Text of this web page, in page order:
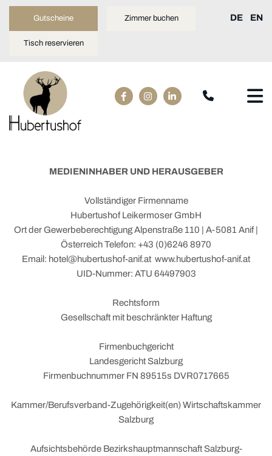
Gutscheine Zimmer buchen
Tisch reservieren
DE EN
MEDIENINHABER UND HERAUSGEBER
Vollständiger Firmenname
Hubertushof Leikermoser GmbH
Ort der Gewerbeberechtigung Alpenstraße 110 | A-5081 Anif |
Österreich Telefon: +43 (0)6246 8970
Email: hotel@hubertushof-anif.at www.hubertushof-anif.at
UID-Nummer: ATU 64497903
Rechtsform
Gesellschaft mit beschränkter Haftung
Firmenbuchgericht
Landesgericht Salzburg
Firmenbuchnummer FN 89515s DVR0717665
Kammer/Berufsverband-Zugehörigkeit(en) Wirtschaftskammer
Salzburg
Aufsichtsbehörde Bezirkshauptmannschaft Salzburg-